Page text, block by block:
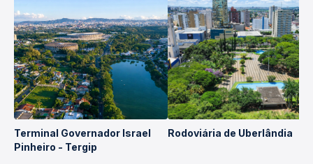
Terminal Governador Israel
Pinheiro - Tergip
Rodoviária de Uberlândia